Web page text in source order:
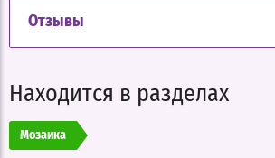
Отзывы
Находится в разделах
Мозаика